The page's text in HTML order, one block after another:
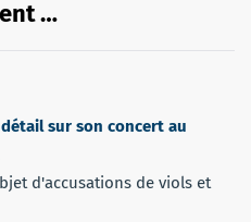
…
sur son concert au
d'accusations de viols et